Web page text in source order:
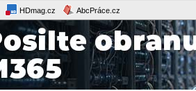
HDmag.cz AbcPráce.cz